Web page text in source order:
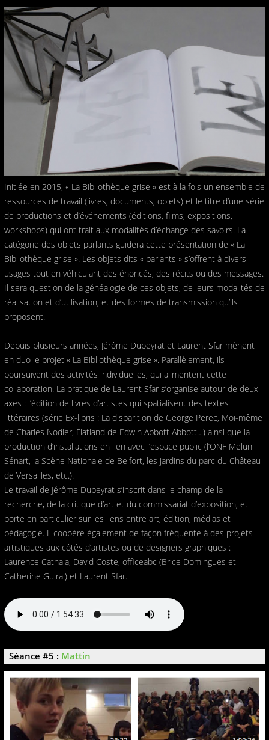
Initiée en 2015, « La Bibliothèque grise » est à la fois un ensemble de
ressources de travail (livres, documents, objets) et le titre d’une série
de productions et d’événements (éditions, films, expositions,
workshops) qui ont trait aux modalités d’échange des savoirs. La
catégorie des objets parlants guidera cette présentation de « La
Bibliothèque grise ». Les objets dits « parlants » s’offrent à divers
usages tout en véhiculant des énoncés, des récits ou des messages.
Il sera question de la généalogie de ces objets, de leurs modalités de
réalisation et d’utilisation, et des formes de transmission qu’ils
proposent.
Depuis plusieurs années, Jérôme Dupeyrat et Laurent Sfar mènent
en duo le projet « La Bibliothèque grise ». Parallèlement, ils
poursuivent des activités individuelles, qui alimentent cette
collaboration. La pratique de Laurent Sfar s’organise autour de deux
axes : l’édition de livres d’artistes qui spatialisent des textes
littéraires (série Ex-libris : La disparition de George Perec, Moi-même
de Charles Nodier, Flatland de Edwin Abbott Abbott…) ainsi que la
production d’installations en lien avec l’espace public (l’ONF Melun
Sénart, la Scène Nationale de Belfort, les jardins du parc du Château
de Versailles, etc.).
Le travail de Jérôme Dupeyrat s’inscrit dans le champ de la
recherche, de la critique d’art et du commissariat d’exposition, et
porte en particulier sur les liens entre art, édition, médias et
pédagogie. Il coopère également de façon fréquente à des projets
artistiques aux côtés d’artistes ou de designers graphiques :
Laurence Cathala, David Coste, officeabc (Brice Domingues et
Catherine Guiral) et Laurent Sfar.
Séance #5 : Mattin